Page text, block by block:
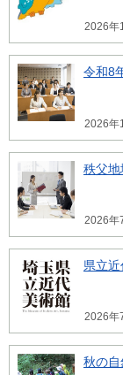
2026年
令和8
2026年
秩父
2026年
県立
2026年
秋の自